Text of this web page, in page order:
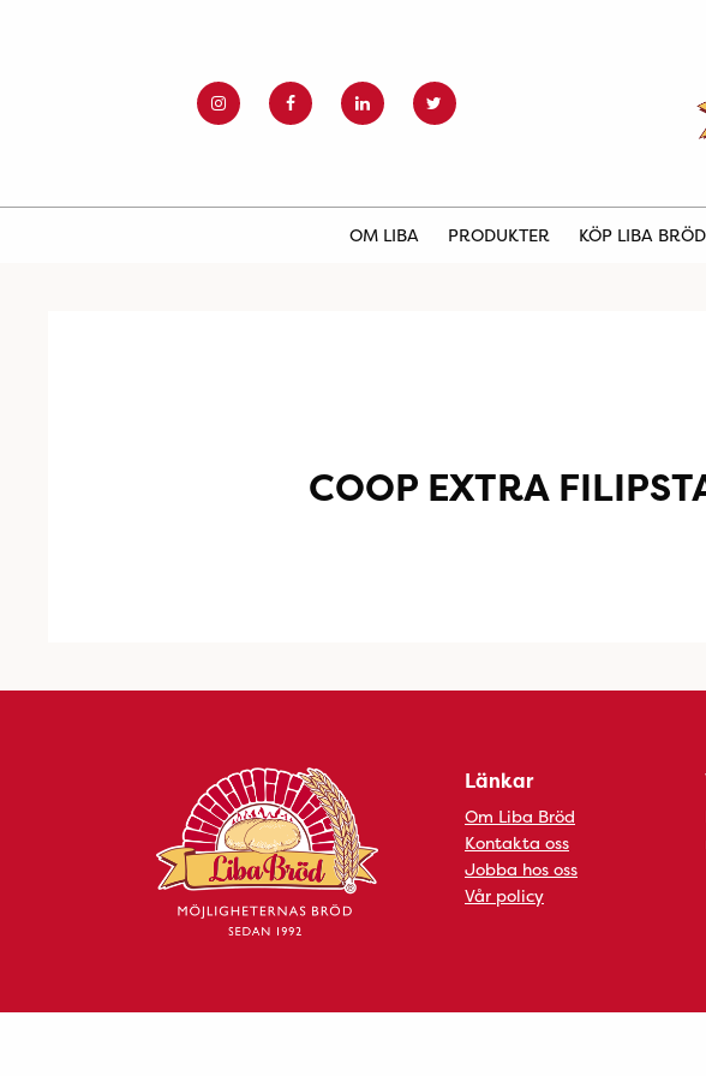
OM LIBA PRODUKTER KÖP LIBA
COOP EXTRA
Länkar
Om Liba Bröd
Kontakta oss
Jobba hos oss
Vår policy